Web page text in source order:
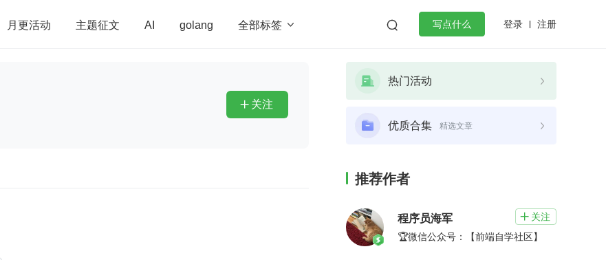
月更活动 主题征文 AI golang 全部标签   写点什么 登录 注册
redis
 关注
热门活动
优质合集 精选文章
推荐作者
程序员海军  关注
🏆微信公众号：【前端自学社区】